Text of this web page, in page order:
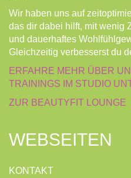
Wir haben uns auf
das dir dabei hilft, mit wenig
und dauerhaftes
Gleichzeitig verbesserst du
ERFAHRE MEHR ÜBER
TRAININGS IM STUDIO
ZUR BEAUTYFIT LOUNGE
WEBSEITEN
KONTAKT